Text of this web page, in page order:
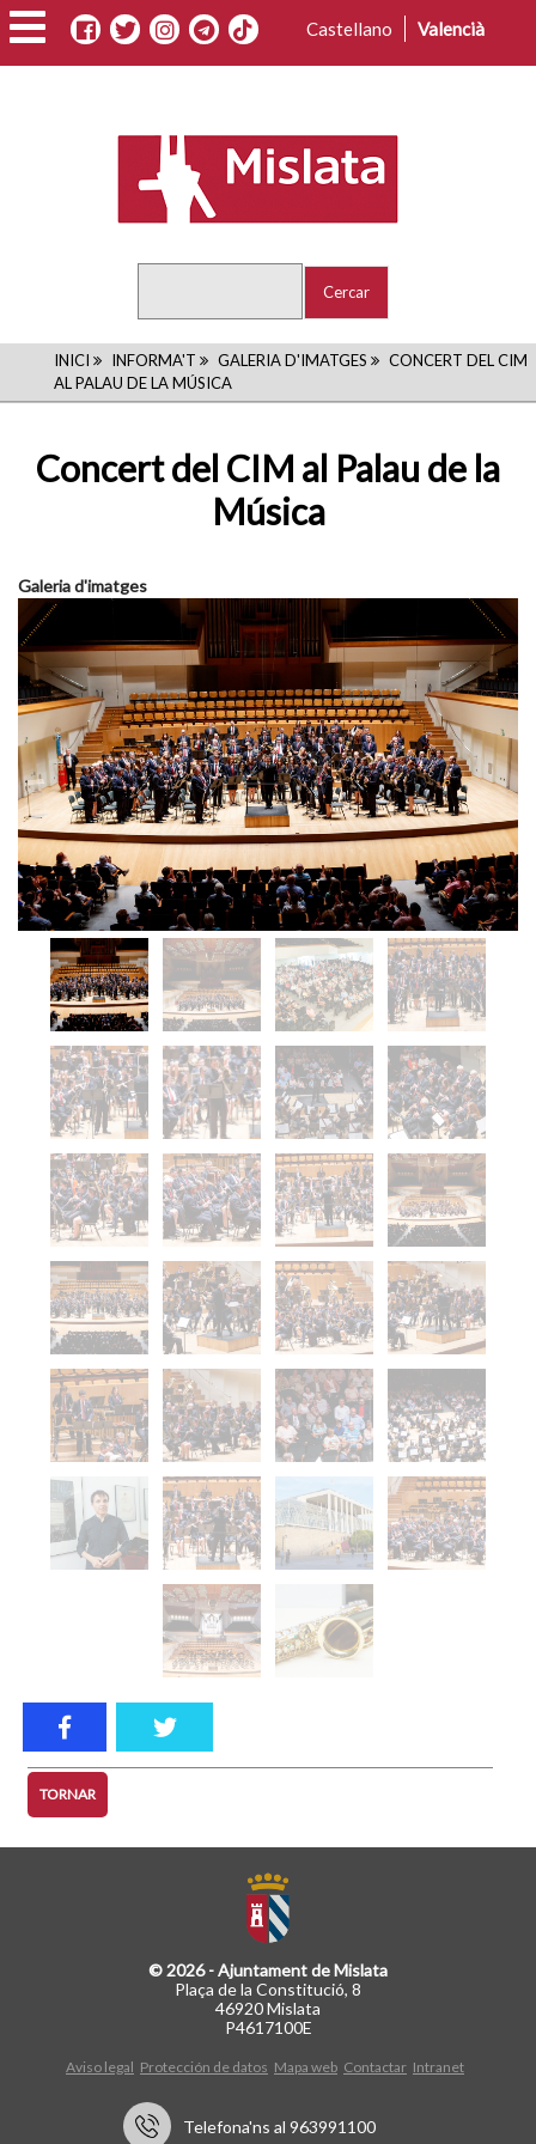
Vés
al
contingut
Castellano Valencià
FIL
D'ARIADNA
INICI INFORMA'T GALERIA D'IMATGES
CONCERT DEL CIM
AL PALAU DE LA MÚSICA
Concert del CIM al Palau de la
Música
Galeria d'imatges
TORNAR
© 2026 - Ajuntament de Mislata
Plaça de la Constitució, 8
46920 Mislata
P4617100E
Aviso legal Protección de datos Mapa web Contactar Intranet
Telefona'ns al 963991100